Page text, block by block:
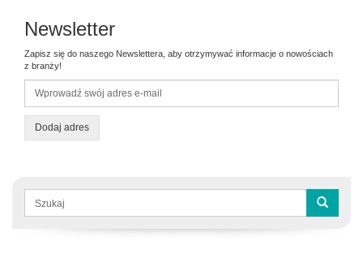
Newsletter
Zapisz się do naszego Newslettera, aby otrzymywać informacje o nowościach
z branży!
Dodaj adres
Formularz
wyszukiwania